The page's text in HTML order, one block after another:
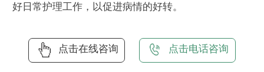
好日常护理工作，以促进病情的好转。
点击在线咨询 点击电话咨询